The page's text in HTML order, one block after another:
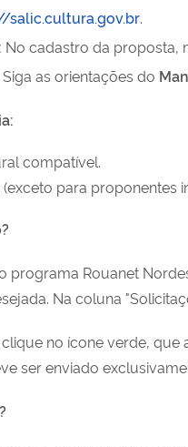
salic.cultura.gov.br.
No cadastro da proposta,
Siga as orientações do
compatível.
para proponentes
programa Rouanet
Na coluna
no ícone verde,
ser enviado